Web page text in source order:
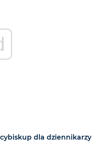
dla dziennikarzy